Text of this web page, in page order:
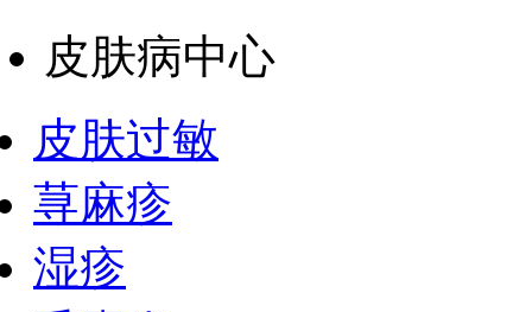
皮肤病中心
皮肤过敏
荨麻疹
湿疹